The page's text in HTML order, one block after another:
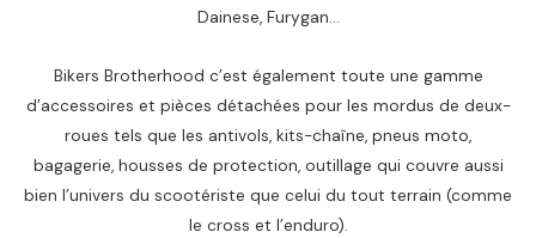
0
د
م
.
.
م
.
Dainese, Furygan…
Bikers Brotherhood c’est également toute une gamme
d’accessoires et pièces détachées pour les mordus de deux-
roues tels que les antivols, kits-chaîne, pneus moto,
bagagerie, housses de protection, outillage qui couvre aussi
bien l’univers du scootériste que celui du tout terrain (comme
le cross et l’enduro).